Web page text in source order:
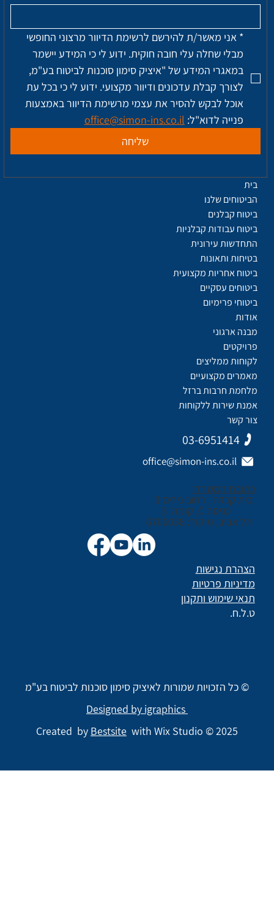
*
פנייה לדוא"ל: office@simon-ins.co.il
שליחה
כתובת המשרד:
בית קנדה , רחוב נירים 3
כניסה C, קומה 3
תל אביב, מיקוד: 6706038
03-6951414
office@simon-ins.co.il
הצהרת נגישות
תנאי שימוש ותקנון
מדיניות פרטיות
ט.ל.ח.
אודות
מבנה ארגוני
פרויקטים
לקוחות ממליצים
מאמרים מקצועיים
מלחמת חרבות ברזל
אמנת שירות ללקוחות
צור קשר
בית
הביטוחים שלנו
ביטוח קבלנים
ביטוח עבודות קבלניות
התחדשות עירונית
בטיחות ותאונות
ביטוח אחריות מקצועית
ביטוחים עסקיים
ביטוחי פרימיום
Created by Bestsite with Wix Studio © 2025
Designed by igraphics
© כל הזכויות שמורות לאיציק סימון סוכנות לביטוח בע"מ